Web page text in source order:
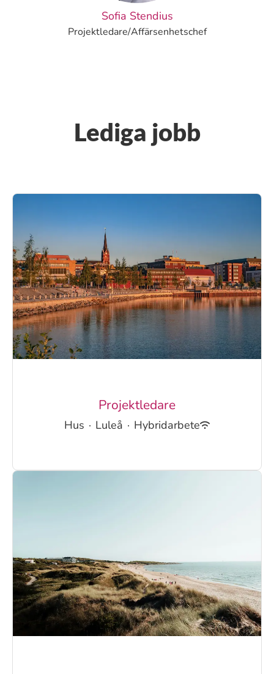
Sofia Stendius
Projektledare/Affärsenhetschef
Lediga jobb
Projektledare
Hus · Luleå · Hybridarbete